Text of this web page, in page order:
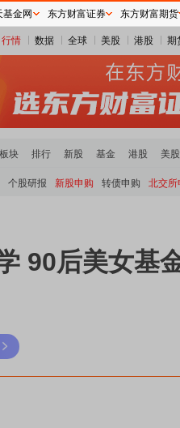
行情 数据 全球 美股 港股 期
板块 排行 新股 基金 港股 美股
个股研报 新股申购 转债申购 北交所
90后美女基
领涨
基金网 东方财富证券 东方财富期货